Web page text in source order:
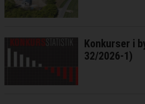
Konkurser i
32/2026-1)